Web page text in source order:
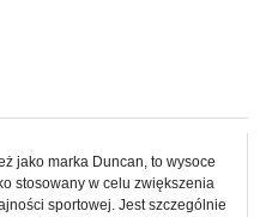
jako marka Duncan, to wysoce
stosowany w celu zwiększenia
sportowej. Jest szczególnie